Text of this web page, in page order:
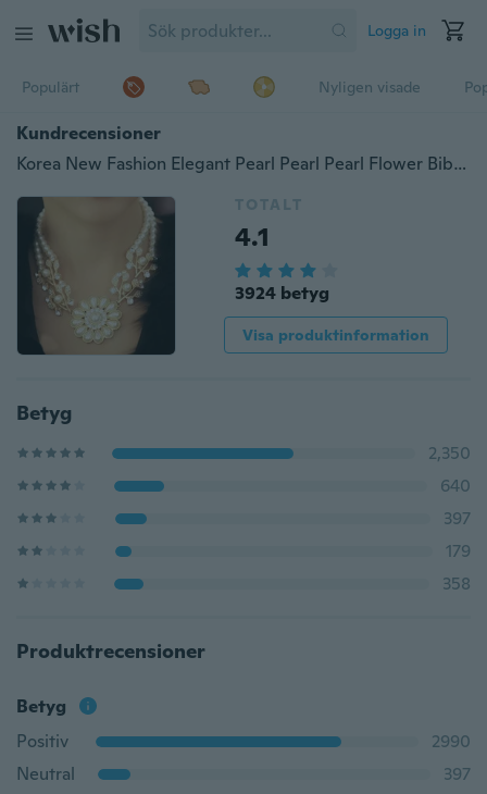
Logga in
Populärt Nyligen visade
Kundrecensioner
Korea New Fashion Elegant Pearl Pearl Pearl Flower Bib Choker Necklace (Storlek: En storlek, färg: Guld & vit)
TOTALT
4.1
3924 betyg
Visa produktinformation
Betyg
2,350
640
397
179
358
Produktrecensioner
Betyg
Positiv
2990
Neutral
397